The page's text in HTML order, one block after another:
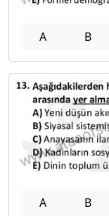
A B
A B